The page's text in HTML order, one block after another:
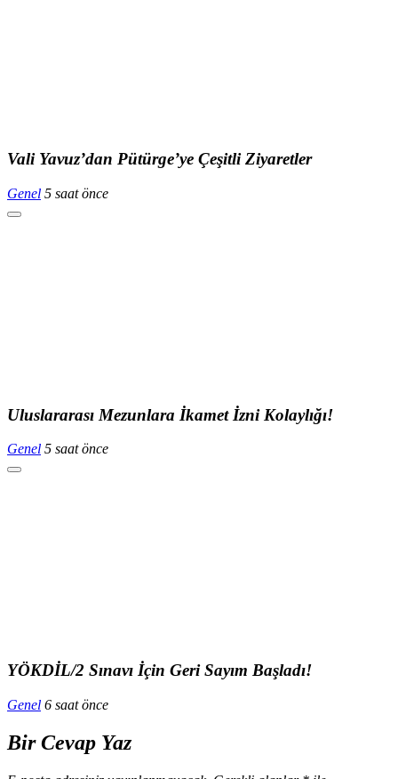
Vali Yavuz’dan Pütürge’ye Çeşitli Ziyaretler
Genel 5 saat önce
Uluslararası Mezunlara İkamet İzni Kolaylığı!
Genel 5 saat önce
YÖKDİL/2 Sınavı İçin Geri Sayım Başladı!
Genel 6 saat önce
Bir Cevap Yaz